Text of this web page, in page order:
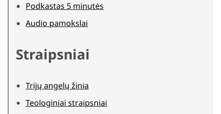
Podkastas 5 minutės
Audio pamokslai
Straipsniai
Trijų angelų žinia
Teologiniai straipsniai